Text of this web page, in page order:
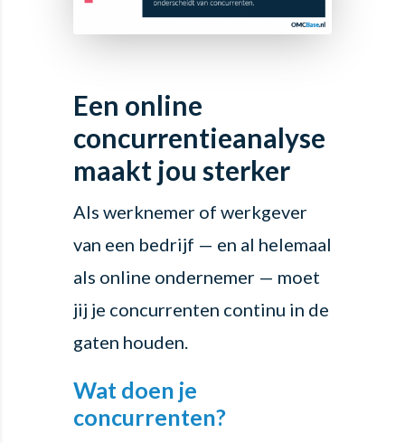
Een online
concurrentieanalyse
maakt jou sterker
Als werknemer of werkgever
van een bedrijf — en al helemaal
als online ondernemer — moet
jij je concurrenten continu in de
gaten houden.
Wat doen je
concurrenten?